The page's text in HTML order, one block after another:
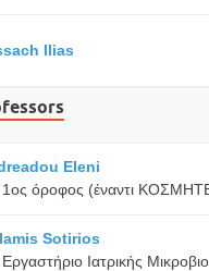
Ilias
Eleni
1ος όροφος (έναντι
Sotirios
Εργαστήριο Ιατρικής